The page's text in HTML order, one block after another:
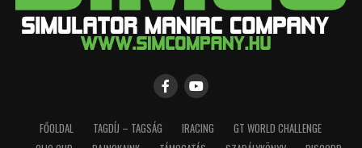
FŐOLDAL TAGDÍJ – TAGSÁG IRACING
GT WORLD CHALLENGE